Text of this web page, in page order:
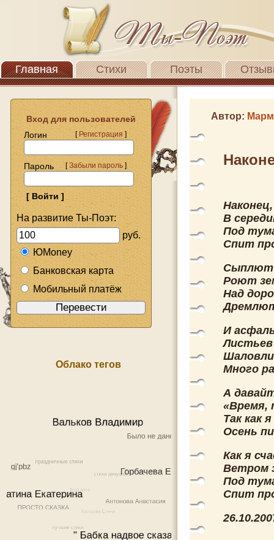
Главная Стихи Поэты
Вход для пользователей
Логин
[Регистрация]
Пароль [Забыли пароль]
На развитие Ты-Поэт:
руб.
ЮMoney
Банковская карта
Мобильный платёж
Облако тегов
Автор:
В
Под
Спит
Сыплют
Роют
Над
И
Много
А
«Время,
Так как
Осень
Как я
Ветром
Под
Спит